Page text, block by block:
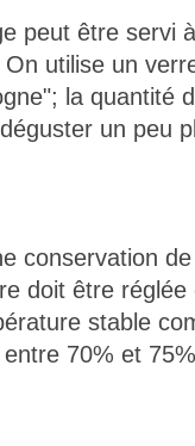
peut être servi
utilise un
la quantité
un peu
conservation
doit être réglée
stable
70% et